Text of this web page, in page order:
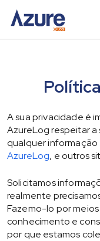
A sua privacidade é
AzureLog respeitar a
qualquer informação
AzureLog, e outros
Solicitamos
realmente
Fazemo-lo por
conhecimento e
por que estamos